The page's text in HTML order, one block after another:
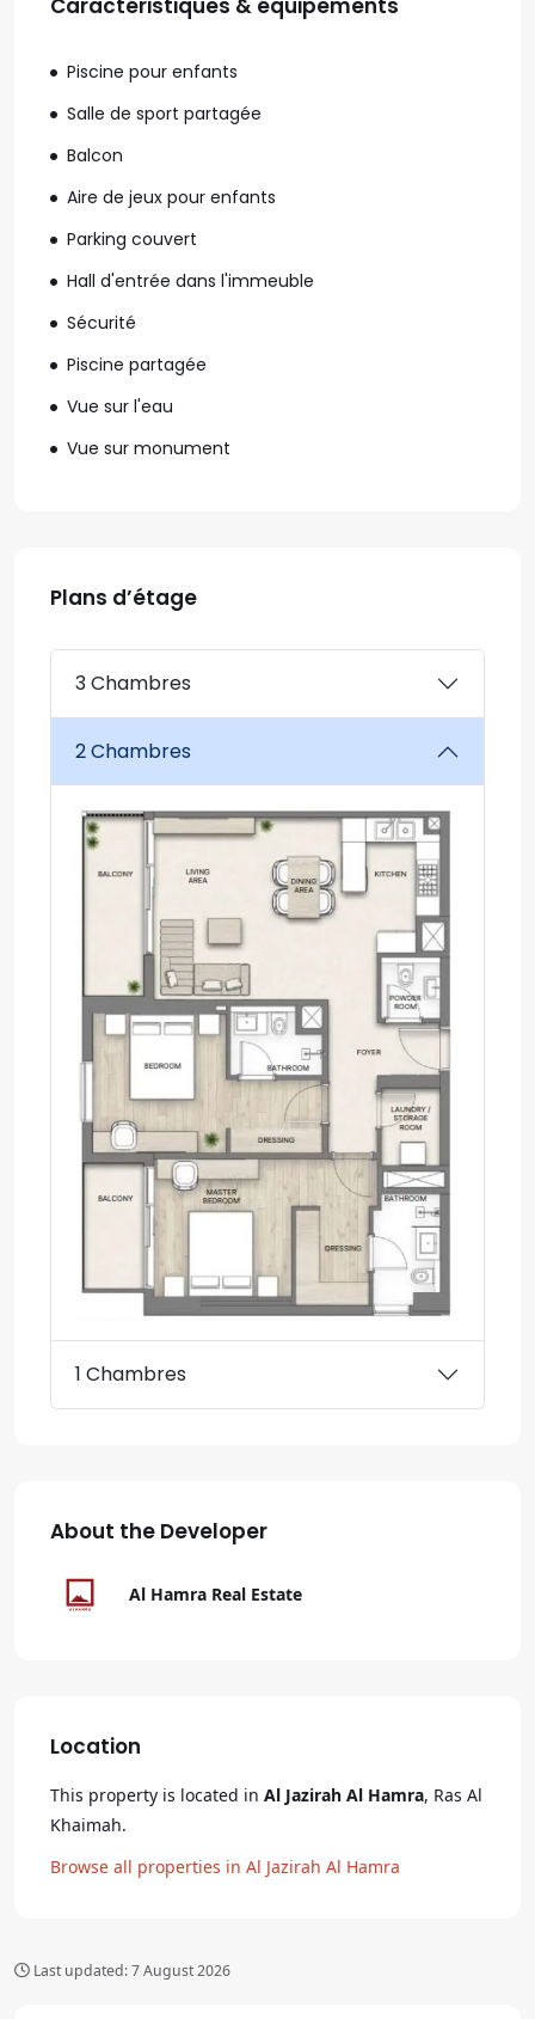
Caractéristiques & équipements
Piscine pour enfants
Salle de sport partagée
Balcon
Aire de jeux pour enfants
Parking couvert
Hall d'entrée dans l'immeuble
Sécurité
Piscine partagée
Vue sur l'eau
Vue sur monument
Plans d’étage
3 Chambres
2 Chambres
1 Chambres
About the Developer
Al Hamra Real Estate
Location
This property is located in Al Jazirah Al Hamra, Ras Al
Khaimah.
Browse all properties in Al Jazirah Al Hamra
Last updated:7 August 2026